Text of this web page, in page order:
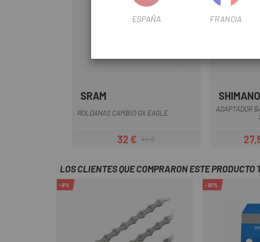
SRAM
ROLDANAS CAMBIO GX EAGLE
Precio
32 €Precio regular
40 €
SHIMANO
ADAPTADOR
LOS CLIENTES QUE COMPRARON ESTE
-9% -10%
ESPAÑA FRANCIA